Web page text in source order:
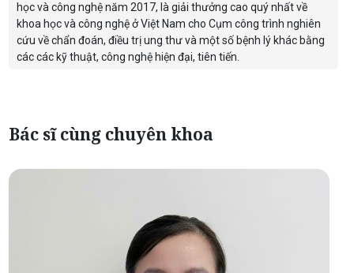
học và công nghệ năm 2017, là giải thưởng cao quý nhất về
khoa học và công nghệ ở Việt Nam cho Cụm công trình nghiên
cứu về chẩn đoán, điều trị ung thư và một số bệnh lý khác bằng
các các kỹ thuật, công nghệ hiện đại, tiên tiến.
Bác sĩ cùng chuyên khoa